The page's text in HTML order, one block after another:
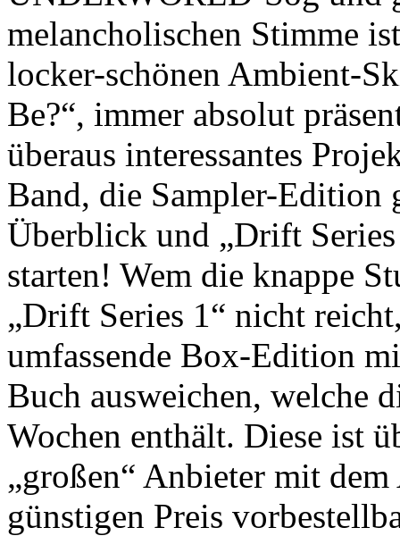
melancholischen Stimme
locker-schönen Ambient-
Be?“, immer absolut
überaus interessantes
Band, die Sampler-Edition
Überblick und „Drift
starten! Wem die knappe
„Drift Series 1“ nicht
umfassende Box-Edition
Buch ausweichen, welche
Wochen enthält. Diese ist
„großen“ Anbieter mit
günstigen Preis